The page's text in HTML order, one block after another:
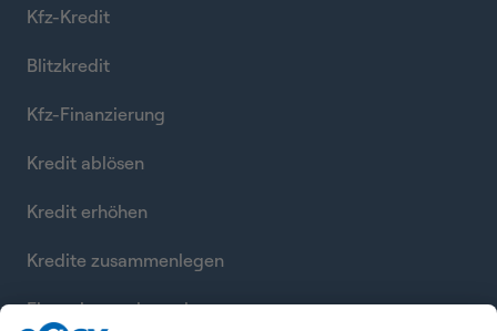
Kfz-Kredit
Blitzkredit
Kfz-Finanzierung
Kredit ablösen
Kredit erhöhen
Kredite zusammenlegen
Finanzierung berechnen